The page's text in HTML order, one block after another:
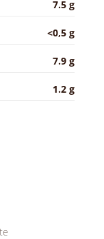
7.5 g
<0,5 g
7.9 g
1.2 g